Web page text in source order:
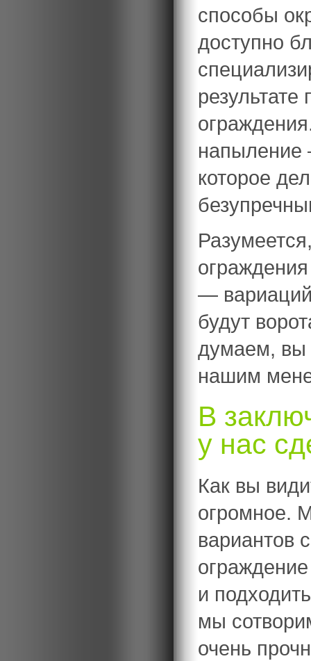
способы
доступно
напыление
которое
—
будут
думаем, вы
нашим
В
у нас
Как вы
огромное.
вариантов
и
мы
очень